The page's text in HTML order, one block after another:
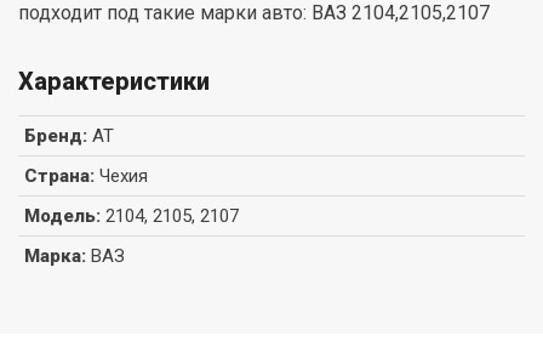
подходит под такие марки авто: ВАЗ 2104,2105,2107
Характеристики
Бренд: AT
Страна: Чехия
Модель: 2104, 2105, 2107
Марка: ВАЗ